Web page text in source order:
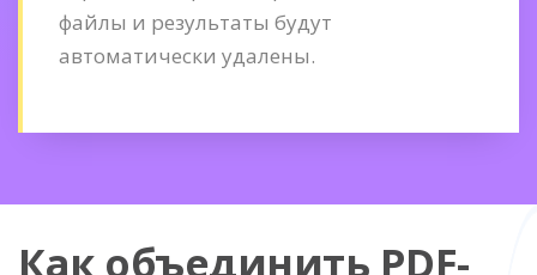
файлы и результаты будут
автоматически удалены.
Как объединить PDF-